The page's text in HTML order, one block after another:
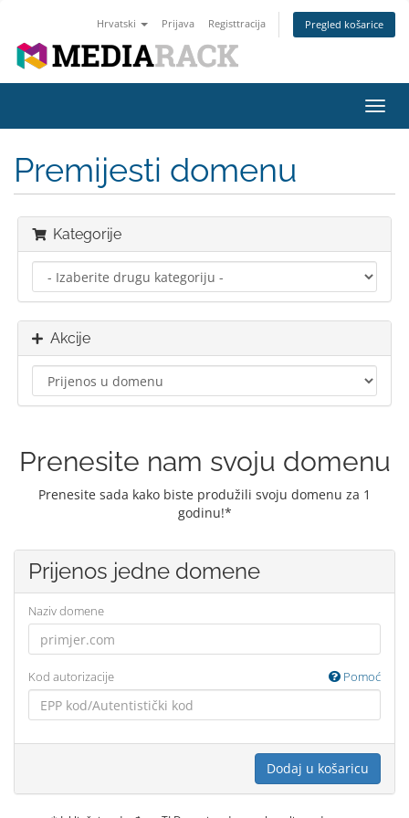
Hrvatski Prijava Registtracija Pregled košarice
Premijesti domenu
Kategorije
Akcije
Prenesite nam svoju domenu
Prenesite sada kako biste produžili svoju domenu za 1
godinu!*
Prijenos jedne domene
Naziv domene
Kod autorizacije Pomoć
Dodaj u košaricu